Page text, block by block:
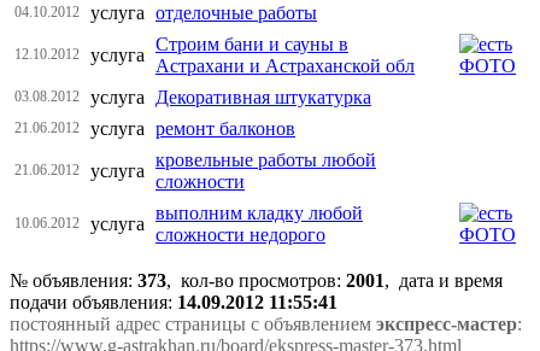
04.10.2012 услуга отделочные работы
12.10.2012 услуга
Строим бани и сауны в
Астрахани и Астраханской обл
03.08.2012 услуга Декоративная штукатурка
21.06.2012 услуга ремонт балконов
21.06.2012 услуга
кровельные работы любой
сложности
10.06.2012 услуга
выполним кладку любой
сложности недорого
№ объявления: 373, кол-во просмотров: 2001, дата и время
подачи объявления: 14.09.2012 11:55:41
постоянный адрес страницы с объявлением экспресс-мастер:
https://www.g-astrakhan.ru/board/ekspress-master-373.html